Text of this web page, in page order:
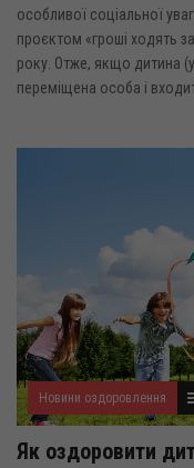
особливої соціальної
проєктом «гроші ходять
року. Отже, якщо дитина
переміщена особа і
Новини оздоровлення
Як оздоровити